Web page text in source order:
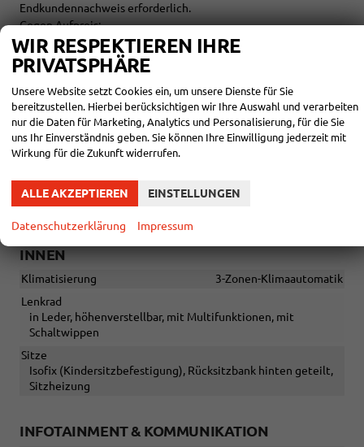
Endkundennachweis erforderlich.
Gegen Aufpreis:
6 Sitzer: 1 zusätzlicher Sitz (Vis-a-Vis)mit Armlehnen für die
2. Sitzreihe inkl. Eintragung + 845 € Brutto
7 Sitzer: 2 zusätzliche Sitze (
2. Sitzreihe inkl. Eintragung + 1.690 € Brutto
ABT Leistungssteigerung auf 132kW/180PS und 400 Nm
Drehmoment 1.849 € Brutto(Entfall der Herstellergarantie,
diese wird von ABT für 2 Jahre übernommen)
ABT Leistungssteigerung auf 132kW/180PS und 400 Nm
Drehmoment inkl. Anschlussgarantie auf 5 Jahre / max. 100.000
Vertragsbedingungen bitte gesondert anfragen.
INNEN
Klimatisierung
3-Zonen-Klimaautomatik
Lenkrad
in Leder, höhenverstellbar, mit Multifunktionen, mit
Schaltwippen
Sitze
Isofix (Kindersitzbefestigung), Rücksitzbank hinten geteilt,
Sitzheizung
INFOTAINMENT & KOMMUNIKATION
WIR RESPEKTIEREN IHRE
PRIVATSPHÄRE
Unsere Website setzt Cookies ein, um unsere Dienste für Sie
bereitzustellen. Hierbei berücksichtigen wir Ihre Auswahl und verarbeiten
nur die Daten für Marketing, Analytics und Personalisierung, für die Sie
uns Ihr Einverständnis geben. Sie können Ihre Einwilligung jederzeit mit
Wirkung für die Zukunft widerrufen.
ALLE AKZEPTIEREN EINSTELLUNGEN
Datenschutzerklärung Impressum